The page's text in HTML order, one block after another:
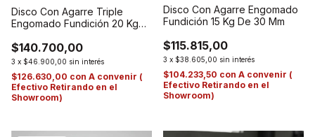
Disco Con Agarre Triple
Engomado Fundición 20 Kg
$140.700,00
3 x $46.900,00 sin interés
$126.630,00 con A convenir (
Efectivo Retirando en el
Showroom)
Disco Con Agarre Engomado
Fundición 15 Kg De 30 Mm
$115.815,00
3 x $38.605,00 sin interés
$104.233,50 con A convenir (
Efectivo Retirando en el
Showroom)